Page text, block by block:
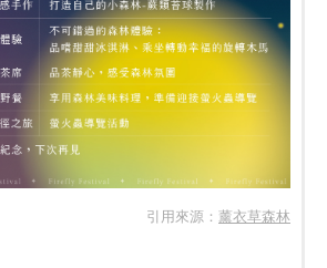
引用來源： 薰衣草森林